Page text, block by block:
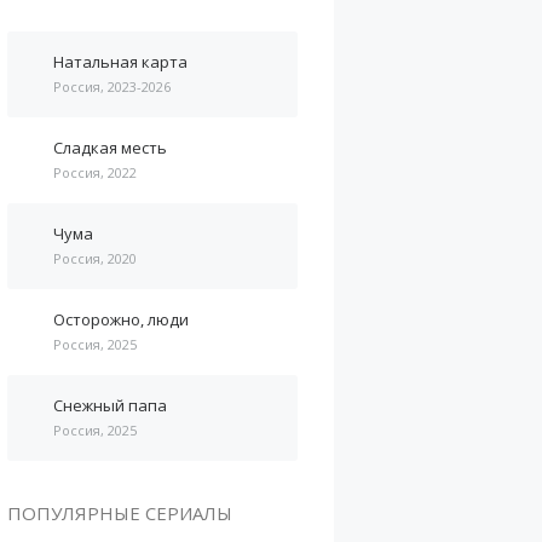
Натальная карта
Россия, 2023-2026
Сладкая месть
Россия, 2022
Чума
Россия, 2020
Осторожно, люди
Россия, 2025
Снежный папа
Россия, 2025
ПОПУЛЯРНЫЕ СЕРИАЛЫ